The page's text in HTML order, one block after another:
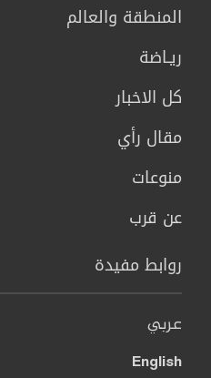
المنطقة والعالم
ريـاضة
كل الاخبار
مقال رأي
منوعات
عن قرب
روابط مفيدة
عربي
English